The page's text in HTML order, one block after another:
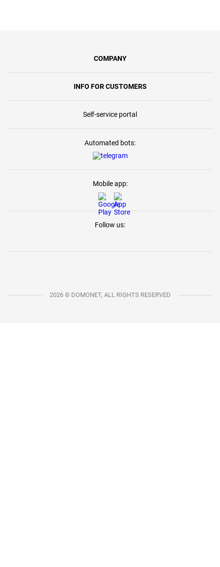
COMPANY
INFO FOR CUSTOMERS
Self-service portal
Automated bots:
Mobile app:
Follow us:
2026 © DOMONET, ALL RIGHTS RESERVED